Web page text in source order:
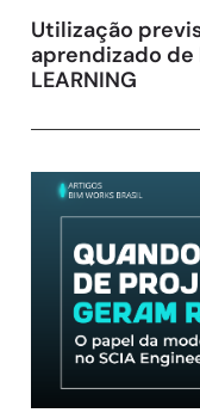
Utilização
aprendizado de
LEARNING